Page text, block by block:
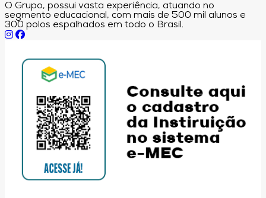
O Grupo, possui vasta experiência, atuando no
segmento educacional, com mais de 500 mil alunos e
300 polos espalhados em todo o Brasil.